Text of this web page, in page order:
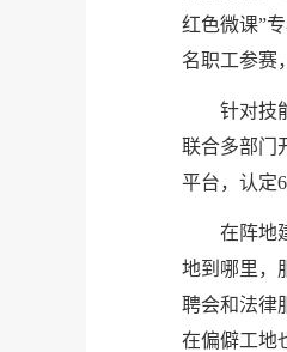
红色微课”
名职工参赛
针对技
联合多部门
平台，认定
在阵地
地到哪里，
聘会和法律
在偏僻工地